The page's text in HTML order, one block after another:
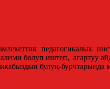
педагогикалык
болуп иштеп, агартуу
булуң-